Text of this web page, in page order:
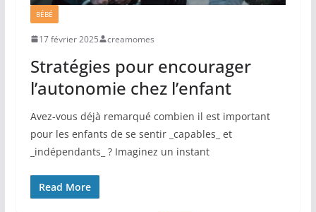
BÉBÉ
17 février 2025 creamomes
Stratégies pour encourager
l’autonomie chez l’enfant
Avez-vous déjà remarqué combien il est important
pour les enfants de se sentir _capables_ et
_indépendants_ ? Imaginez un instant
Read More